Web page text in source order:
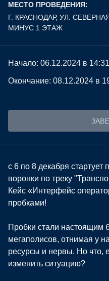
МЕСТО ПРОВЕДЕНИЯ:
Г. КРАСНОДАР, УЛ.
МИНУС 1 ЭТАЖ
Начало: 06.12.2024 в 14:31
Окончание: 08.12.2024 в
с 6 по 8 декабря стартует
воронки по треку
Кейс «Интерфейс
пробками!
Пробки стали настоящим
мегаполисов, отнимая у
ресурсы и нервы. Но что,
изменить ситуацию?